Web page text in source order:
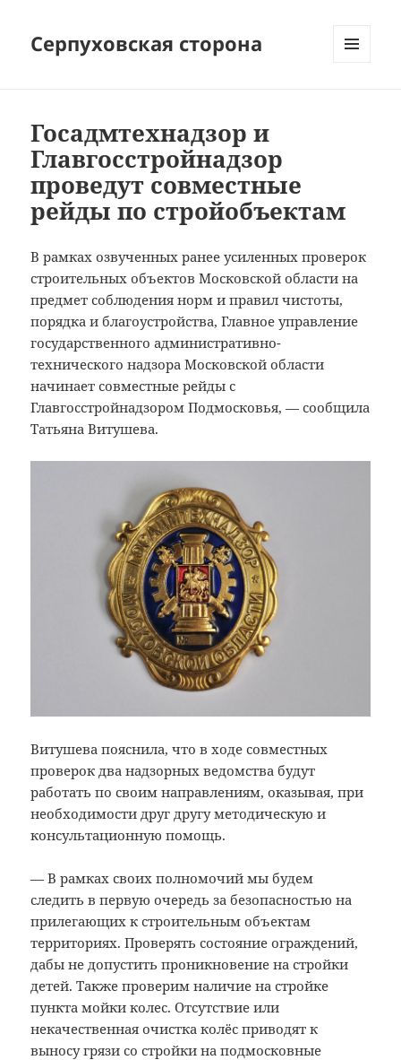
Серпуховская сторона
Госадмтехнадзор и
Главгосстройнадзор
проведут совместные
рейды по стройобъектам
В рамках озвученных ранее усиленных проверок
строительных объектов Московской области на
предмет соблюдения норм и правил чистоты,
порядка и благоустройства, Главное управление
государственного административно-
технического надзора Московской области
начинает совместные рейды с
Главгосстройнадзором Подмосковья, — сообщила
Татьяна Витушева.
Витушева пояснила, что в ходе совместных
проверок два надзорных ведомства будут
работать по своим направлениям, оказывая, при
необходимости друг другу методическую и
консультационную помощь.
— В рамках своих полномочий мы будем
следить в первую очередь за безопасностью на
прилегающих к строительным объектам
территориях. Проверять состояние ограждений,
дабы не допустить проникновение на стройки
детей. Также проверим наличие на стройке
пункта мойки колес. Отсутствие или
некачественная очистка колёс приводят к
выносу грязи со стройки на подмосковные